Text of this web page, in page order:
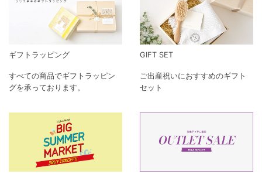
ギフトラッピング
すべての商品でギフトラッピン
グを承っております。
GIFT SET
ご出産祝いにおすすめのギフト
セット